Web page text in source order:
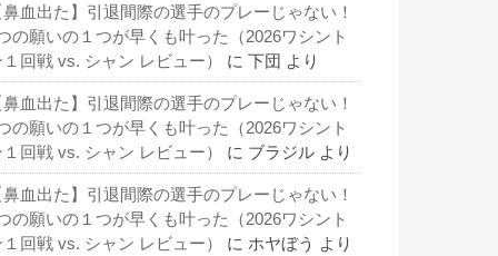
鼻血出た】引退間際の選手のプレーじゃない！
の願いの１つが早くも叶った（2026ワシント
１回戦 vs. シャン レビュー）
に 下団 より
鼻血出た】引退間際の選手のプレーじゃない！
の願いの１つが早くも叶った（2026ワシント
１回戦 vs. シャン レビュー）
に ブラジル より
鼻血出た】引退間際の選手のプレーじゃない！
の願いの１つが早くも叶った（2026ワシント
１回戦 vs. シャン レビュー）
に ホヤぼう より